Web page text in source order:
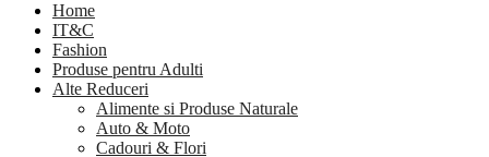
Home
IT&C
Fashion
Produse pentru Adulti
Alte Reduceri
Alimente si Produse Naturale
Auto & Moto
Cadouri & Flori